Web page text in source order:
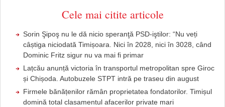
Cele mai citite articole
Sorin Şipoş nu le dă nicio speranţă PSD-iştilor: “Nu veți
câștiga niciodată Timișoara. Nici în 2028, nici în 3028, când
Dominic Fritz sigur nu va mai fi primar
Lațcău anunță victoria în transportul metropolitan spre Giroc
și Chișoda. Autobuzele STPT intră pe traseu din august
Firmele bănățenilor rămân proprietatea fondatorilor. Timișul
domină total clasamentul afacerilor private mari